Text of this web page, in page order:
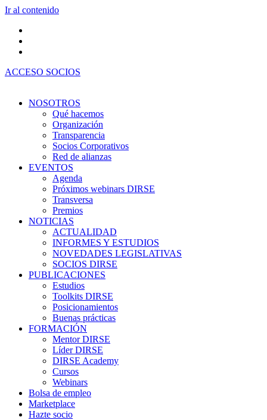
Ir al contenido
ACCESO SOCIOS
NOSOTROS
Qué hacemos
Organización
Transparencia
Socios Corporativos
Red de alianzas
EVENTOS
Agenda
Próximos webinars DIRSE
Transversa
Premios
NOTICIAS
ACTUALIDAD
INFORMES Y ESTUDIOS
NOVEDADES LEGISLATIVAS
SOCIOS DIRSE
PUBLICACIONES
Estudios
Toolkits DIRSE
Posicionamientos
Buenas prácticas
FORMACIÓN
Mentor DIRSE
Líder DIRSE
DIRSE Academy
Cursos
Webinars
Bolsa de empleo
Marketplace
Hazte socio